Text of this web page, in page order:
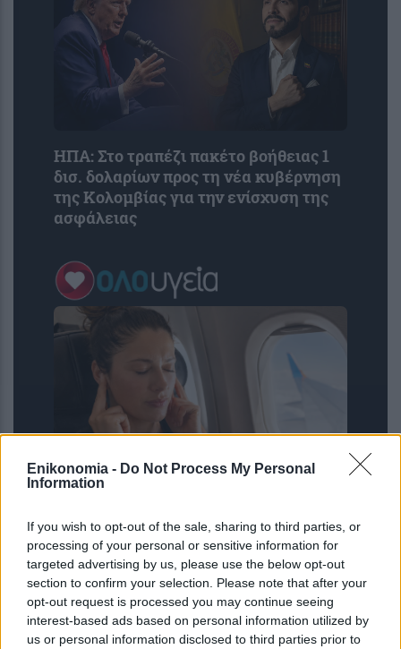
Enikonomia - Do Not Process My Personal
Information
If you wish to opt-out of the sale, sharing to third parties, or
processing of your personal or sensitive information for
targeted advertising by us, please use the below opt-out
section to confirm your selection. Please note that after your
opt-out request is processed you may continue seeing
interest-based ads based on personal information utilized by
us or personal information disclosed to third parties prior to
ΗΠΑ: Στο τραπέζι πακέτο βοήθειας 1
δισ. δολαρίων προς τη νέα κυβέρνηση
της Κολομβίας για την ενίσχυση της
ασφάλειας
Το Νο1 κόλπο για να τα
προστατεύσετε